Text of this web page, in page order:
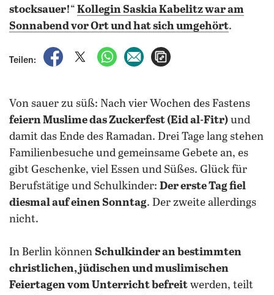
stocksauer!“ Kollegin Saskia Kabelitz war am
Sonnabend vor Ort und hat sich umgehört.
Teilen:
auf Facebook teilen
auf X teilenper WhatsApp teilen
per E-Mail teilen
Von sauer zu süß: Nach vier Wochen des Fastens
feiern Muslime das Zuckerfest (Eid al-Fitr) und
damit das Ende des Ramadan. Drei Tage lang stehen
Familienbesuche und gemeinsame Gebete an, es
gibt Geschenke, viel Essen und Süßes. Glück für
Berufstätige und Schulkinder: Der erste Tag fiel
diesmal auf einen Sonntag. Der zweite allerdings
nicht.
In Berlin können Schulkinder an bestimmten
christlichen, jüdischen und muslimischen
Feiertagen vom Unterricht befreit werden, teilt